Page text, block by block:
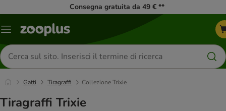
Consegna gratuita da 49 € **
Overview
Cerca
prodotti
Gatti Tiragraffi Collezione Trixie
Tiragraffi Trixie